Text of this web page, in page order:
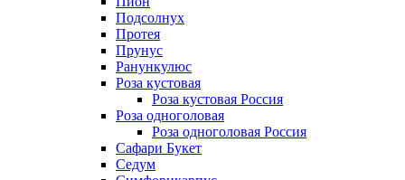
Подсолнух
Протея
Прунус
Ранункулюс
Роза кустовая
Роза кустовая Россия
Роза одноголовая
Роза одноголовая Россия
Сафари Букет
Седум